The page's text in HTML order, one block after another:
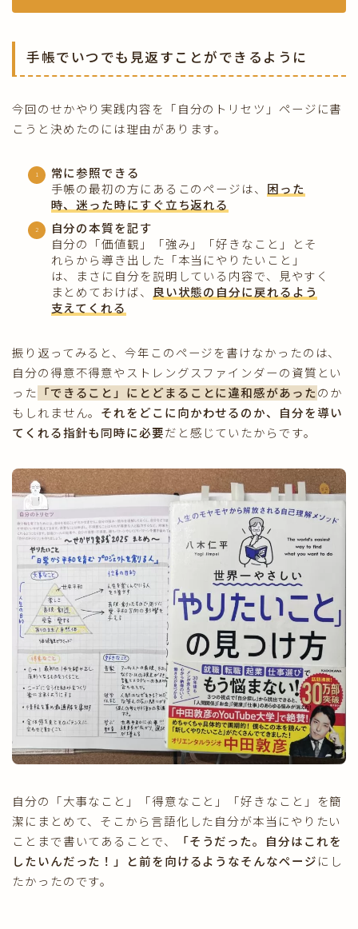
手帳でいつでも見返すことができるように
今回のせかやり実践内容を「自分のトリセツ」ページに書
こうと決めたのには理由があります。
常に参照できる
手帳の最初の方にあるこのページは、 困った
時、迷った時にすぐ立ち返れる
自分の本質を記す
自分の「価値観」「強み」「好きなこと」とそ
れらから導き出した「本当にやりたいこと」
は、まさに自分を説明している内容で、見やすく
まとめておけば、 良い状態の自分に戻れるよう
支えてくれる
振り返ってみると、今年このページを書けなかったのは、
自分の得意不得意やストレングスファインダーの資質とい
った 「できること」にとどまることに違和感があったのか
もしれません。 それをどこに向かわせるのか、自分を導い
てくれる指針も同時に必要だと感じていたからです。
自分の「大事なこと」「得意なこと」「好きなこと」を簡
潔にまとめて、そこから言語化した自分が本当にやりたい
ことまで書いてあることで、
「そうだった。自分はこれを
したいんだった！」と前を向けるようなそんなページにし
たかったのです。